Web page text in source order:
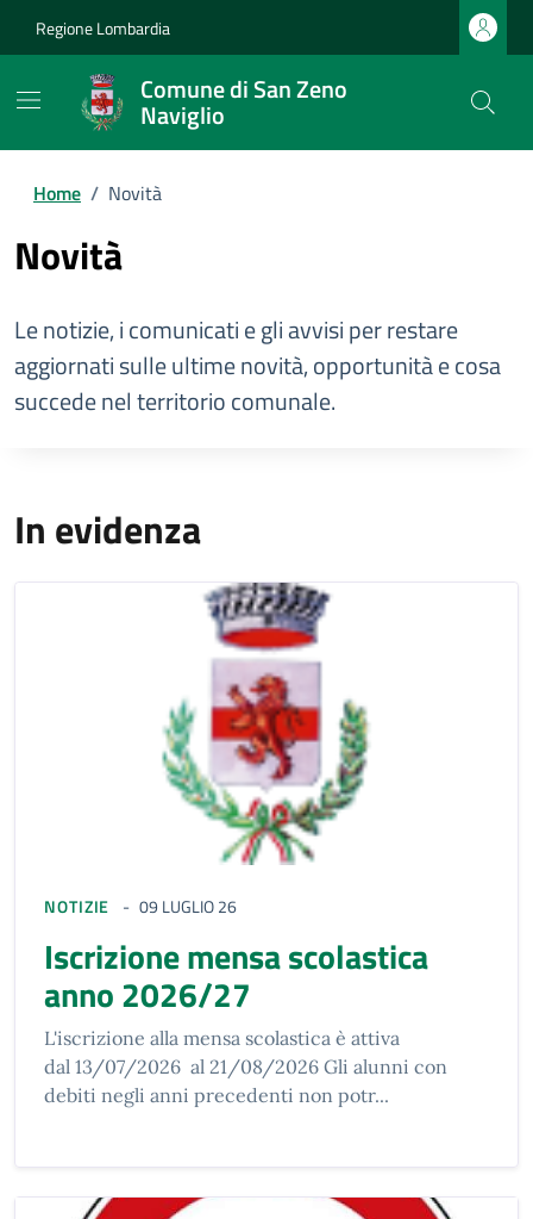
Regione Lombardia
Comune di San Zeno
Naviglio
Home / Novità
Novità
Le notizie, i comunicati e gli avvisi per restare
aggiornati sulle ultime novità, opportunità e cosa
succede nel territorio comunale.
In evidenza
NOTIZIE 09 LUGLIO 26
Iscrizione mensa scolastica
anno 2026/27
L'iscrizione alla mensa scolastica è attiva
dal 13/07/2026 al 21/08/2026 Gli alunni con
debiti negli anni precedenti non potr...